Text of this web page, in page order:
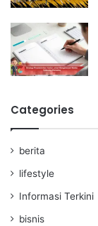
Categories
berita
lifestyle
Informasi Terkini
bisnis